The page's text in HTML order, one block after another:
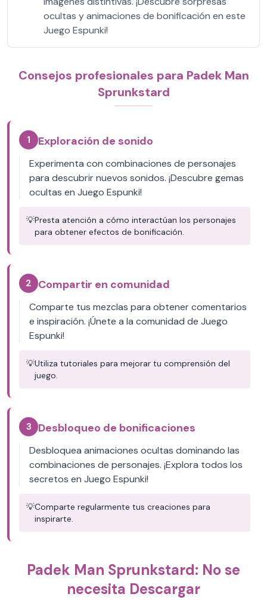
ocultas y animaciones de bonificación en este
Juego Espunki!
Consejos profesionales para Padek Man
Sprunkstard
1 Exploración de sonido
Experimenta con combinaciones de personajes
para descubrir nuevos sonidos. ¡Descubre gemas
ocultas en Juego Espunki!
💡Presta atención a cómo interactúan los personajes
para obtener efectos de bonificación.
2 Compartir en comunidad
Comparte tus mezclas para obtener comentarios
e inspiración. ¡Únete a la comunidad de Juego
Espunki!
💡Utiliza tutoriales para mejorar tu comprensión del
juego.
3 Desbloqueo de bonificaciones
Desbloquea animaciones ocultas dominando las
combinaciones de personajes. ¡Explora todos los
secretos en Juego Espunki!
💡Comparte regularmente tus creaciones para
inspirarte.
Padek Man Sprunkstard: No se
necesita Descargar